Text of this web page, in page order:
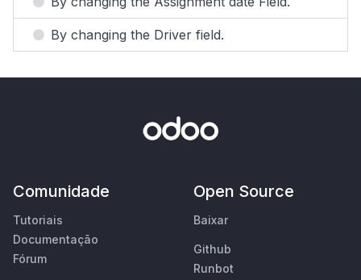
By changing the Driver field.
Comunidade
Tutoriais
Documentação
Fórum
Open Source
Baixar
Github
Runbot